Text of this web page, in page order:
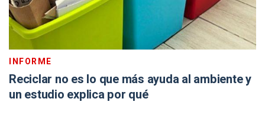
INFORME
Reciclar no es lo que más ayuda al ambiente y
un estudio explica por qué